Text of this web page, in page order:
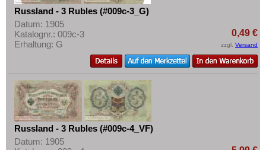
Russland - 3 Rubles (#009c-3_G)
Datum: 1905
Katalognr.: 009c-3
Erhaltung: G
0,49 €
zzgl. Versand
Russland - 3 Rubles (#009c-4_VF)
Datum: 1905